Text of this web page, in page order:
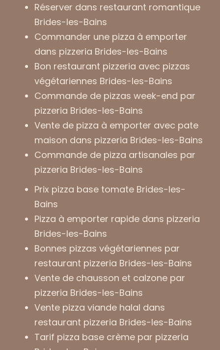
Réserver dans restaurant romantique
Brides-les-Bains
Commander une pizza à emporter
dans pizzeria Brides-les-Bains
Bon restaurant pizzeria avec pizzas
végétariennes Brides-les-Bains
Commande de pizzas week-end par
pizzeria Brides-les-Bains
Vente de pizza à emporter avec pate
maison dans pizzeria Brides-les-Bains
Commande de pizza artisanales par
pizzeria Brides-les-Bains
Prix pizza base tomate Brides-les-
Bains
Pizza à emporter rapide dans pizzeria
Brides-les-Bains
Bonnes pizzas végétariennes par
restaurant pizzeria Brides-les-Bains
Vente de chausson et calzone par
pizzeria Brides-les-Bains
Vente pizza viande halal dans
restaurant pizzeria Brides-les-Bains
Tarif pizza base crème par pizzeria